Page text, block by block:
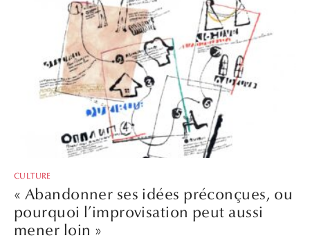
CULTURE
« Abandonner ses idées préconçues, ou
pourquoi l’improvisation peut aussi
mener loin »